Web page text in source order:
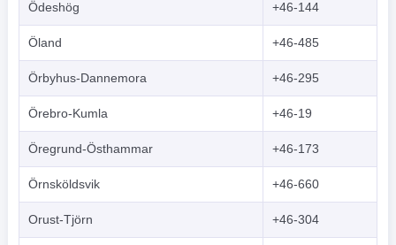
Ödeshög +46-144
Öland +46-485
Örbyhus-Dannemora +46-295
Örebro-Kumla +46-19
Öregrund-Östhammar +46-173
Örnsköldsvik +46-660
Orust-Tjörn +46-304